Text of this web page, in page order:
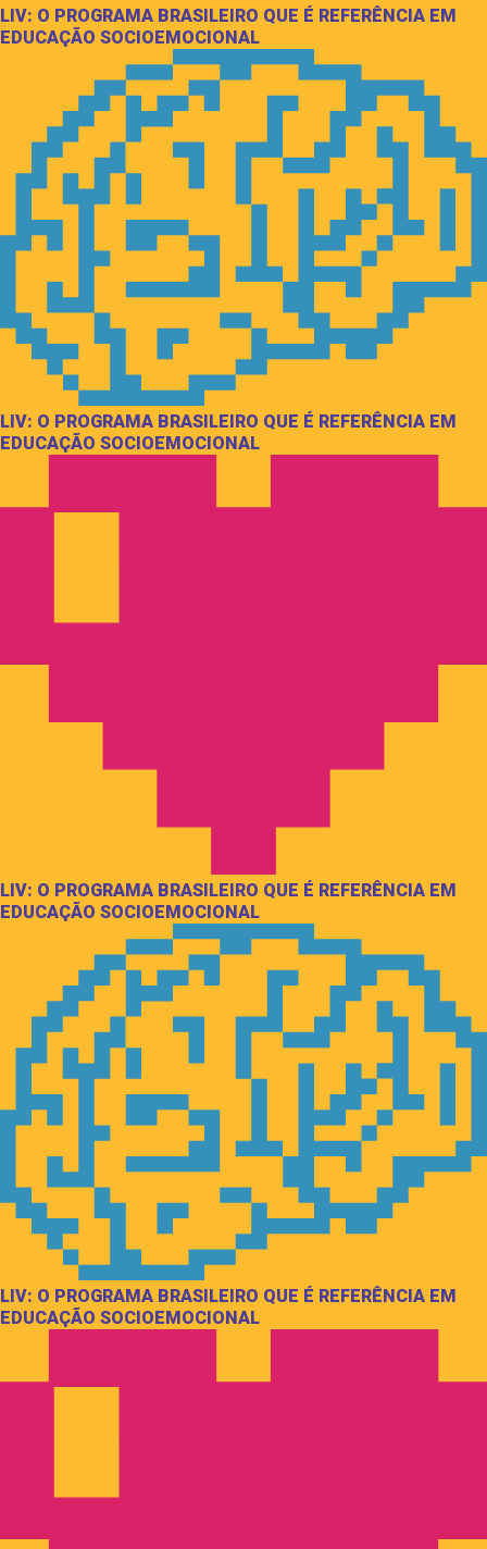
LIV: O PROGRAMA BRASILEIRO QUE É REFERÊNCIA EM
EDUCAÇÃO SOCIOEMOCIONAL
LIV: O PROGRAMA BRASILEIRO QUE É REFERÊNCIA EM
EDUCAÇÃO SOCIOEMOCIONAL
LIV: O PROGRAMA BRASILEIRO QUE É REFERÊNCIA EM
EDUCAÇÃO SOCIOEMOCIONAL
LIV: O PROGRAMA BRASILEIRO QUE É REFERÊNCIA EM
EDUCAÇÃO SOCIOEMOCIONAL